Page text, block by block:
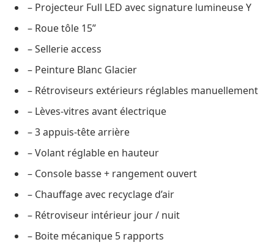
– Projecteur Full LED avec signature lumineuse Y
– Roue tôle 15”
– Sellerie access
– Peinture Blanc Glacier
– Rétroviseurs extérieurs réglables manuellement
– Lèves-vitres avant électrique
– 3 appuis-tête arrière
– Volant réglable en hauteur
– Console basse + rangement ouvert
– Chauffage avec recyclage d’air
– Rétroviseur intérieur jour / nuit
– Boite mécanique 5 rapports